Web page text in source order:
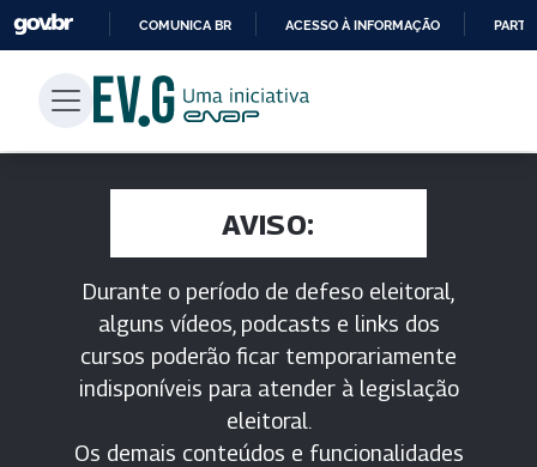
PARA
CONTEÚDO
COMUNICA BR ACESSO À INFORMAÇÃO
AVISO:
Durante o período de defeso eleitoral,
alguns vídeos, podcasts e links dos
cursos poderão ficar temporariamente
indisponíveis para atender à legislação
eleitoral.
Os demais conteúdos e funcionalidades